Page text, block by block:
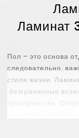
Ламинат
Пол – это основа
следовательно,
стиля жизни.
безграничные
пространства.
для любых